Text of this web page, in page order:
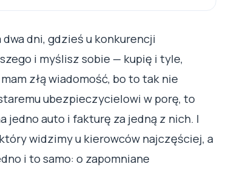
dni, gdzieś u konkurencji
i myślisz sobie — kupię i tyle,
złą wiadomość, bo to tak nie
ubezpieczycielowi w porę, to
jedno auto i fakturę za jedną z nich. I
widzimy u kierowców najczęściej, a
i to samo: o zapomniane